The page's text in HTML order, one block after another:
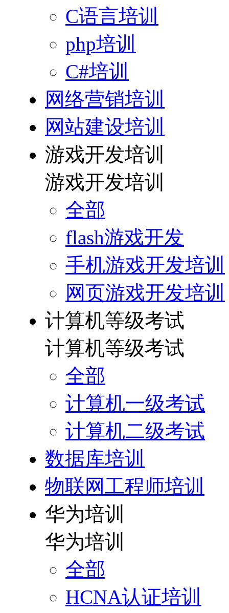
C语言培训
php培训
C#培训
网络营销培训
网站建设培训
游戏开发培训
游戏开发培训
全部
flash游戏开发
手机游戏开发培训
网页游戏开发培训
计算机等级考试
计算机等级考试
全部
计算机一级考试
计算机二级考试
数据库培训
物联网工程师培训
华为培训
华为培训
全部
HCNA认证培训